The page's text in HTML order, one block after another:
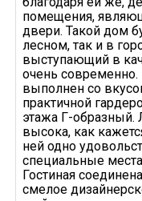
помещения,
двери. Такой дом
лесном, так и в
выступающий в
очень
выполнен со
практичной
этажа Г-образный.
высока, как
ней одно
специальные
Гостиная
смелое